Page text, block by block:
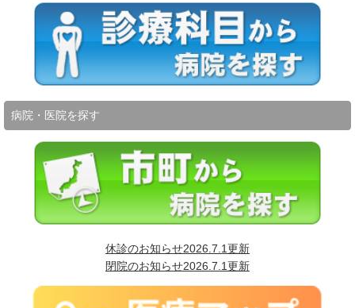
病院・医院を探す
休診のお知らせ2026.7.1更新
閉院のお知らせ2026.7.1更新